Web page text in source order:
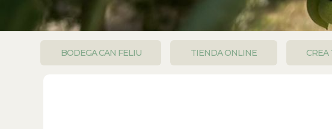
BODEGA CAN FELIU TIENDA ONLINE CREA